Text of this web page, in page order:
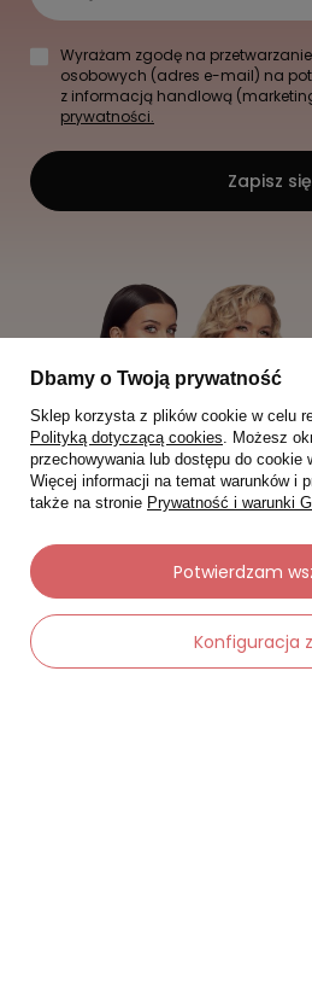
Wyrażam zgodę na
osobowych (adres e-mail) na
z informacją handlową
prywatności.
Zapisz się
Moje zamówienia
Status zamówienia
Dbamy o Twoją prywatność
Sklep korzysta z plików cookie w celu
Polityką dotyczącą cookies. Możesz
przechowywania lub dostępu do cookie
Więcej informacji na temat warunków i
także na stronie Prywatność i warunki
Konfiguracja
Potwierdzam